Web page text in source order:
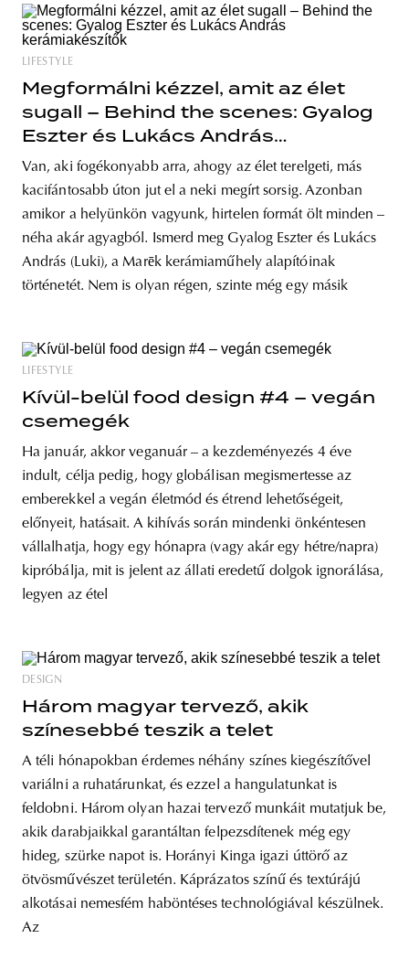
LIFESTYLE
Megformálni kézzel, amit az élet
sugall – Behind the scenes: Gyalog
Eszter és Lukács András
kerámiakészítők
Van, aki fogékonyabb arra, ahogy az élet terelgeti, más
kacifántosabb úton jut el a neki megírt sorsig. Azonban
amikor a helyünkön vagyunk, hirtelen formát ölt minden –
néha akár agyagból. Ismerd meg Gyalog Eszter és Lukács
András (Luki), a Marēk kerámiaműhely alapítóinak
történetét. Nem is olyan régen, szinte még egy másik
LIFESTYLE
Kívül-belül food design #4 – vegán
csemegék
Ha január, akkor veganuár – a kezdeményezés 4 éve
indult, célja pedig, hogy globálisan megismertesse az
emberekkel a vegán életmód és étrend lehetőségeit,
előnyeit, hatásait. A kihívás során mindenki önkéntesen
vállalhatja, hogy egy hónapra (vagy akár egy hétre/napra)
kipróbálja, mit is jelent az állati eredetű dolgok ignorálása,
legyen az étel
DESIGN
Három magyar tervező, akik
színesebbé teszik a telet
A téli hónapokban érdemes néhány színes kiegészítővel
variálni a ruhatárunkat, és ezzel a hangulatunkat is
feldobni. Három olyan hazai tervező munkáit mutatjuk be,
akik darabjaikkal garantáltan felpezsdítenek még egy
hideg, szürke napot is. Horányi Kinga igazi úttörő az
ötvösművészet területén. Káprázatos színű és textúrájú
alkotásai nemesfém haböntéses technológiával készülnek.
Az